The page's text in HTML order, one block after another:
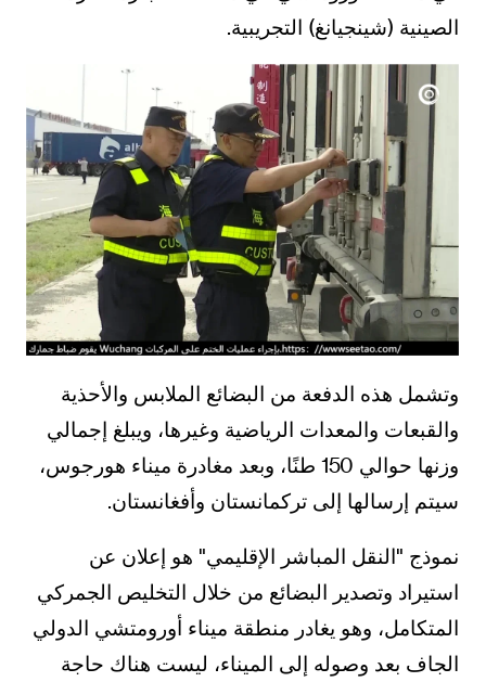
الصينية (شينجيانغ) التجريبية.
وتشمل هذه الدفعة من البضائع الملابس والأحذية
والقبعات والمعدات الرياضية وغيرها، ويبلغ إجمالي
وزنها حوالي 150 طنًا، وبعد مغادرة ميناء هورجوس،
سيتم إرسالها إلى تركمانستان وأفغانستان.
نموذج "النقل المباشر الإقليمي" هو إعلان عن
استيراد وتصدير البضائع من خلال التخليص الجمركي
المتكامل، وهو يغادر منطقة ميناء أورومتشي الدولي
الجاف بعد وصوله إلى الميناء، ليست هناك حاجة